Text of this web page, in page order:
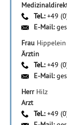
Tel.:+49
E-Mail:
Frau Hippelein
Ärztin
Tel.:+49
E-Mail:
Herr Hilz
Arzt
Tel.:+49